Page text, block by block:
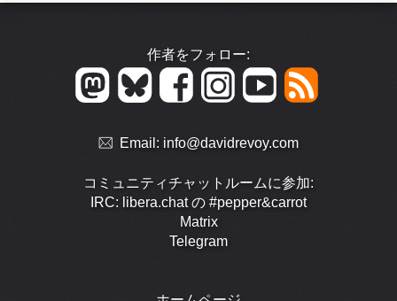
作者をフォロー:
Email: info@davidrevoy.com
コミュニティチャットルームに参加:
IRC: libera.chat の #pepper&carrot
Matrix
Telegram